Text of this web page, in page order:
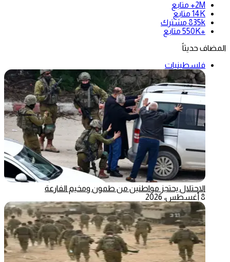
2M+
متابع
14K متابع
835k مشترك
+550K
متابع
المضاف حديثاً
فلسطينيات
الاحتلال يحتجز مواطنين من طمون ومخيم الفارعة
8 أغسطس، 2026